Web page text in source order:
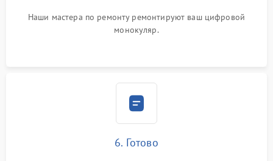
Наши мастера по ремонту ремонтируют ваш цифровой
монокуляр.
6. Готово